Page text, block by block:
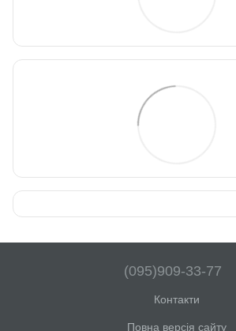
(095)909-33-77
Контакти
Повна версія сайту